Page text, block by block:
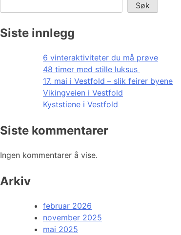
Søk
Siste innlegg
6 vinteraktiviteter du må prøve
48 timer med stille luksus
17. mai i Vestfold – slik feirer byene
Vikingveien i Vestfold
Kyststiene i Vestfold
Siste kommentarer
Ingen kommentarer å vise.
Arkiv
februar 2026
november 2025
mai 2025